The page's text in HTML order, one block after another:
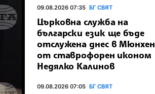
09.08.2026 07:35 БГ СВЯТ
Църковна служба на
български език ще бъде
отслужена днес в Мюнхен
от ставрофорен иконом
Недялко Калинов
09.08.2026 07:05 БГ СВЯТ